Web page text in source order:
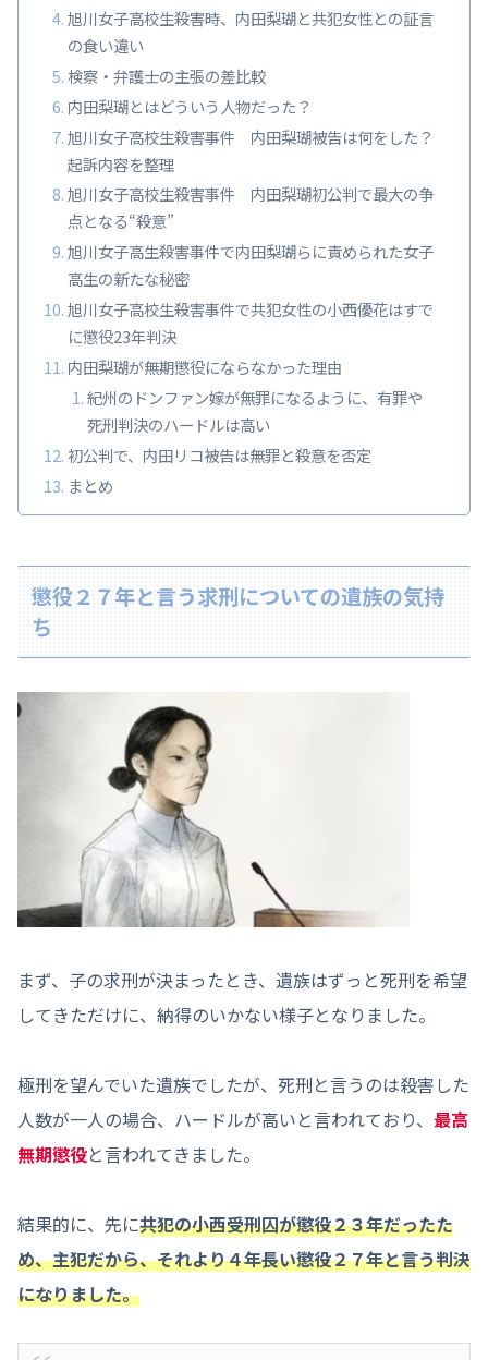
旭川女子高校生殺害時、内田梨瑚と共犯女性との証言
の食い違い
検察・弁護士の主張の差比較
内田梨瑚とはどういう人物だった？
旭川女子高校生殺害事件 内田梨瑚被告は何をした？
起訴内容を整理
旭川女子高校生殺害事件 内田梨瑚初公判で最大の争
点となる“殺意”
旭川女子高生殺害事件で内田梨瑚らに責められた女子
高生の新たな秘密
旭川女子高校生殺害事件で共犯女性の小西優花はすで
に懲役23年判決
内田梨瑚が無期懲役にならなかった理由
紀州のドンファン嫁が無罪になるように、有罪や
死刑判決のハードルは高い
初公判で、内田リコ被告は無罪と殺意を否定
まとめ
懲役２７年と言う求刑についての遺族の気持
ち
まず、子の求刑が決まったとき、遺族はずっと死刑を希望
してきただけに、納得のいかない様子となりました。
極刑を望んでいた遺族でしたが、死刑と言うのは殺害した
人数が一人の場合、ハードルが高いと言われており、 最高
無期懲役と言われてきました。
結果的に、先に共犯の小西受刑囚が懲役２３年だったた
め、主犯だから、それより４年長い懲役２７年と言う判決
になりました。